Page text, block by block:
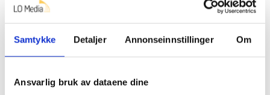
Samtykke Detaljer Annonseinnstillinger Om
Ansvarlig bruk av dataene dine
Dette er en sak fra
virksomheter med statlig tilknytning.